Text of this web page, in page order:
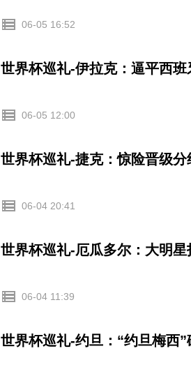
06-05 16:52
世界杯巡礼-伊拉克：逼平西
06-05 12:00
世界杯巡礼-捷克：惊险晋级
06-04 20:41
世界杯巡礼-厄瓜多尔：大明
06-04 11:39
世界杯巡礼-约旦：“约旦梅西